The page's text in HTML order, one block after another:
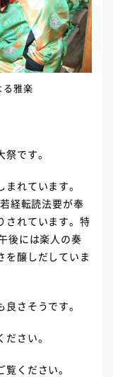
る雅楽
です。
れています。
経転読法要が奉
されています。特
後には楽人の奏
を醸しだしていま
さそうです。
さい。
覧ください。